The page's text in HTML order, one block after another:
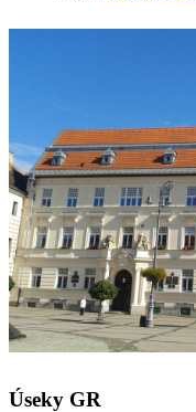
Úseky GR